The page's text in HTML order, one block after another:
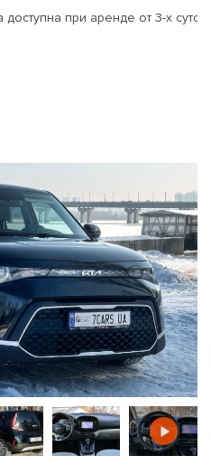
при аренде от 3-х суток